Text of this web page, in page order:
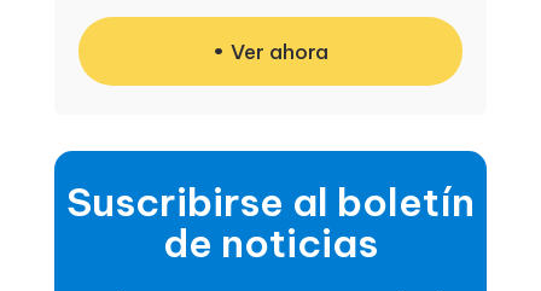
Ver ahora
Suscribirse al boletín
de noticias